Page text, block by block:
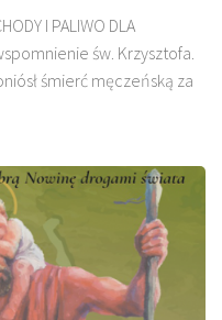
I PALIWO DLA
św. Krzysztofa.
śmierć męczeńską za